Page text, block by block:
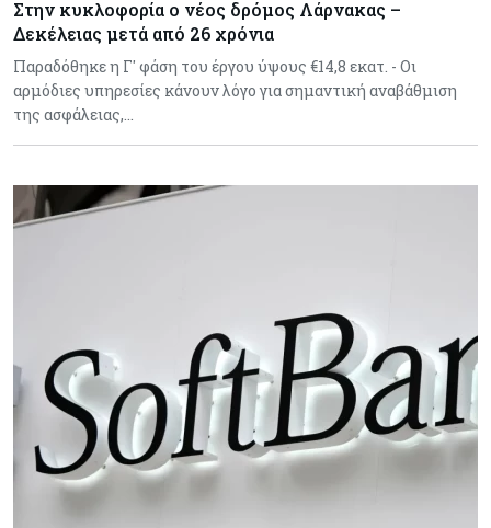
Στην κυκλοφορία ο νέος δρόμος Λάρνακας –
Δεκέλειας μετά από 26 χρόνια
Παραδόθηκε η Γ' φάση του έργου ύψους €14,8 εκατ. - Οι
αρμόδιες υπηρεσίες κάνουν λόγο για σημαντική αναβάθμιση
της ασφάλειας,…